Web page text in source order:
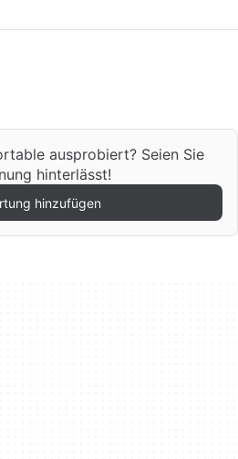
ausprobiert? Seien Sie
hinterlässt!
hinzufügen